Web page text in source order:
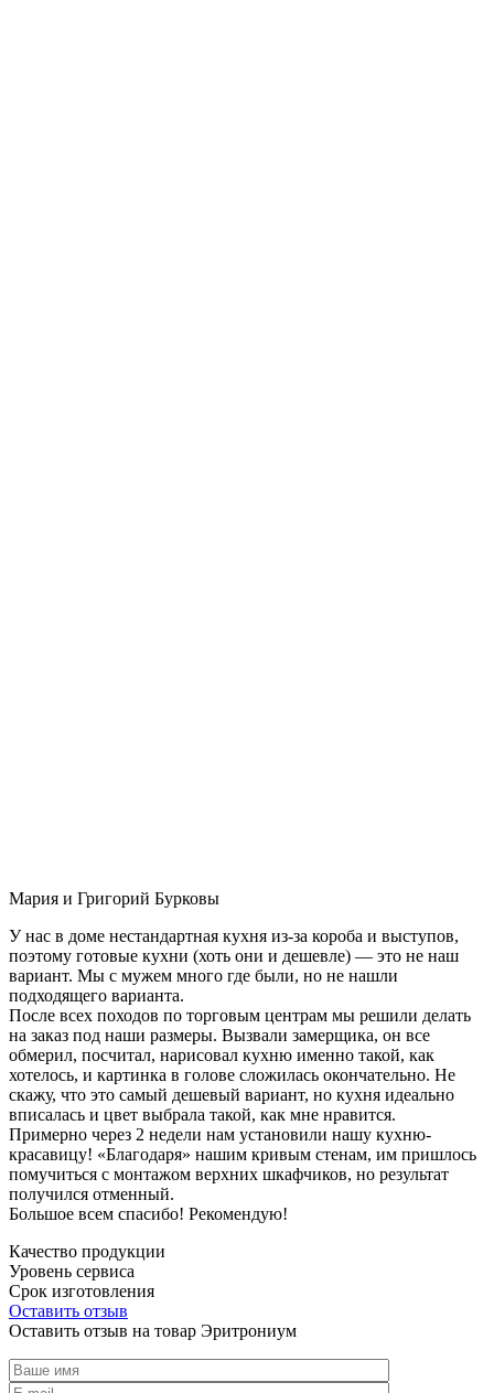
Мария и Григорий Бурковы
У нас в доме нестандартная кухня из-за короба и выступов,
поэтому готовые кухни (хоть они и дешевле) — это не наш
вариант. Мы с мужем много где были, но не нашли
подходящего варианта.
После всех походов по торговым центрам мы решили делать
на заказ под наши размеры. Вызвали замерщика, он все
обмерил, посчитал, нарисовал кухню именно такой, как
хотелось, и картинка в голове сложилась окончательно. Не
скажу, что это самый дешевый вариант, но кухня идеально
вписалась и цвет выбрала такой, как мне нравится.
Примерно через 2 недели нам установили нашу кухню-
красавицу! «Благодаря» нашим кривым стенам, им пришлось
помучиться с монтажом верхних шкафчиков, но результат
получился отменный.
Большое всем спасибо! Рекомендую!
Качество продукции
Уровень сервиса
Срок изготовления
Оставить отзыв
Оставить отзыв на товар Эритрониум